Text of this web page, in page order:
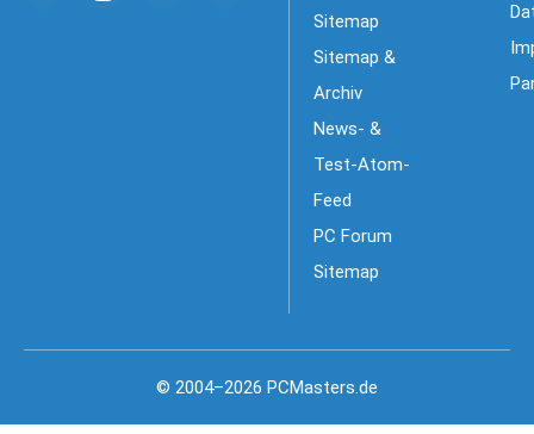
Sitemap
Sitemap &
Archiv
News- &
Test-Atom-
Feed
PC Forum
Sitemap
© 2004–2026 PCMasters.de